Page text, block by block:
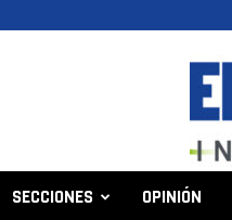
SECCIONES OPINIÓN